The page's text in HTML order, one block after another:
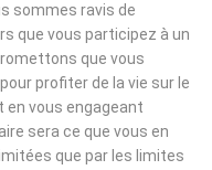
sommes ravis de
que vous participez à un
que vous
profiter de la vie sur le
en vous engageant
sera ce que vous en
que par les limites